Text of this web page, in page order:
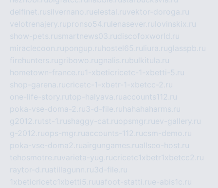
delfinet.rusilvernano.ruelestal.ruvektor-doroga.ru
velotrenajery.rupronso54.ru lenasever.ru lovinskix.ru
show-pets.rusmartnews03.rudiscofoxworld.ru
miraclecoon.rupongup.ru hostel65.ru liura.ruglasspb.ru
firehunters.rugribowo.rugnalis.rubulkitula.ru
hometown-france.ru1-xbeticricetc-1-xbetti-5.ru
shop-garena.rucricetc-1-xbetr-1-xbetcc-2.ru
one-life-story.rutop-halyava.ruaccounts112.ru
poka-vse-doma-2.ru3-d-file.ru hahahaharms.ru
g2012.rutst-1.rushaggy-cat.ruopsmgr.ruev-gallery.ru
g-2012.ruops-mgr.ruaccounts-112.rucsm-demo.ru
poka-vse-doma2.ruairgungames.ruallseo-host.ru
tehosmotre.ruvarieta-yug.rucricetc1xbetr1xbetcc2.ru
raytor-d.ruatillagunn.ru3d-file.ru
1xbeticricetc1xbetti5.ruuafoot-statti.rue-abis1c.ru